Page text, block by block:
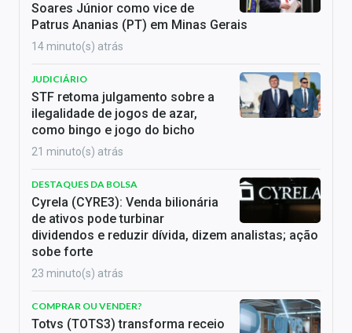
Soares Júnior como vice de
Patrus Ananias (PT) em Minas Gerais
14 minuto(s) atrás
JUDICIÁRIO
STF retoma julgamento sobre a
ilegalidade de jogos de azar,
como bingo e jogo do bicho
21 minuto(s) atrás
DESTAQUES DA BOLSA
Cyrela (CYRE3): Venda bilionária
de ativos pode turbinar
dividendos e reduzir dívida, dizem analistas; ação
sobe forte
23 minuto(s) atrás
COMPRAR OU VENDER?
Totvs (TOTS3) transforma receio